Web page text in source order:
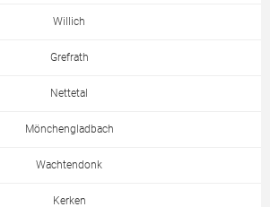
Willich
Grefrath
Nettetal
Mönchengladbach
Wachtendonk
Kerken